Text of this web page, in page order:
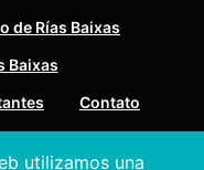
utilizamos una
de Rías Baixas
Baixas
Contato